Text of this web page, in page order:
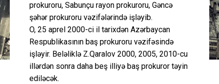
prokuroru, Sabunçu rayon prokuroru, Gəncə
şəhər prokuroru vəzifələrində işləyib.
O, 25 aprel 2000-ci il tarixdən Azərbaycan
Respublikasının baş prokuroru vəzifəsində
işləyir. Beləliklə Z.Qaralov 2000, 2005, 2010-cu
illərdən sonra daha beş illiyə baş prokuror təyin
ediləcək.